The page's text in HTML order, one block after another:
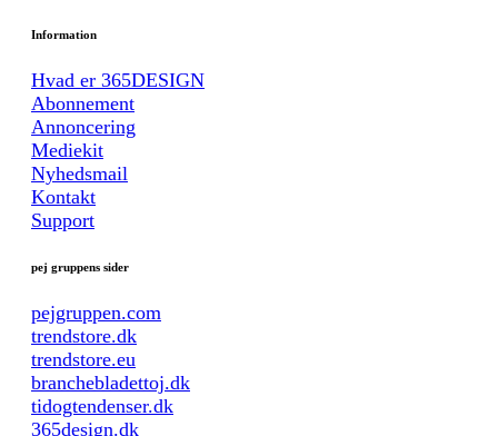
Information
Hvad er 365DESIGN
Abonnement
Annoncering
Mediekit
Nyhedsmail
Kontakt
Support
pej gruppens sider
pejgruppen.com
trendstore.dk
trendstore.eu
branchebladettoj.dk
tidogtendenser.dk
365design.dk